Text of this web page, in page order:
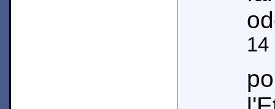
14